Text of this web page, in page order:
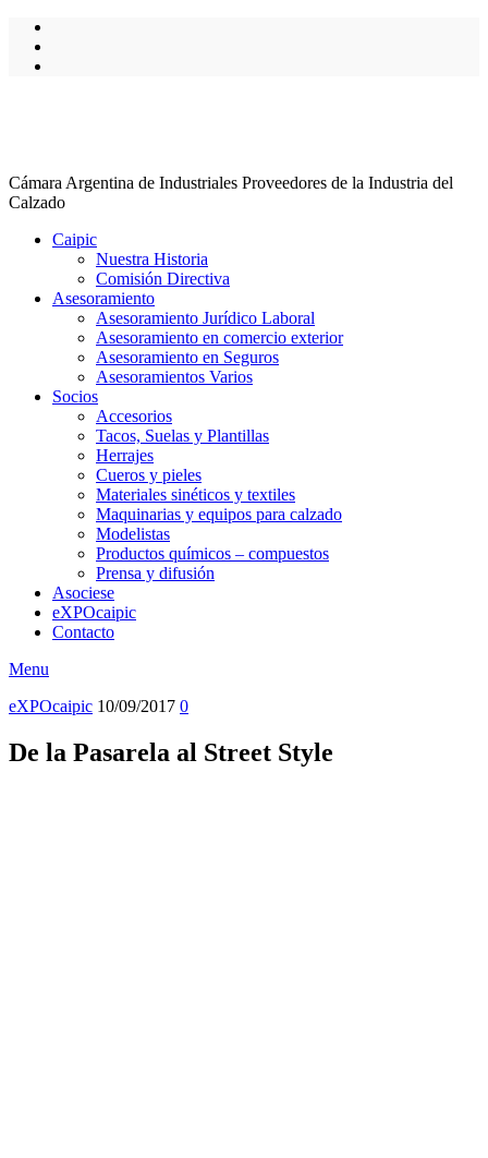
Cámara Argentina de Industriales Proveedores de la Industria del
Calzado
Caipic
Nuestra Historia
Comisión Directiva
Asesoramiento
Asesoramiento Jurídico Laboral
Asesoramiento en comercio exterior
Asesoramiento en Seguros
Asesoramientos Varios
Socios
Accesorios
Tacos, Suelas y Plantillas
Herrajes
Cueros y pieles
Materiales sinéticos y textiles
Maquinarias y equipos para calzado
Modelistas
Productos químicos – compuestos
Prensa y difusión
Asociese
eXPOcaipic
Contacto
Menu
eXPOcaipic 10/09/2017 0
De la Pasarela al Street Style